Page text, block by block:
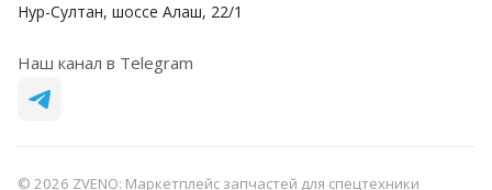
Нур-Султан, шоссе Алаш, 22/1
Наш канал в Telegram
© 2026 ZVENO: Маркетплейс запчастей для спецтехники